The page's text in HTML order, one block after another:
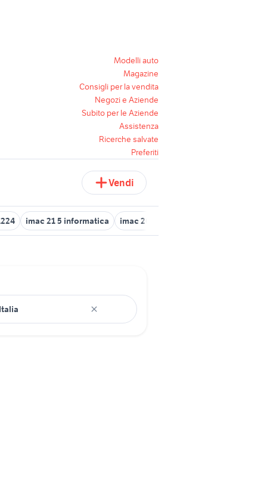
Modelli auto
Magazine
Consigli per la vendita
Negozi e Aziende
Subito per le Aziende
Assistenza
Ricerche salvate
Preferiti
Vendi
imac 21 5 informatica imac 2010